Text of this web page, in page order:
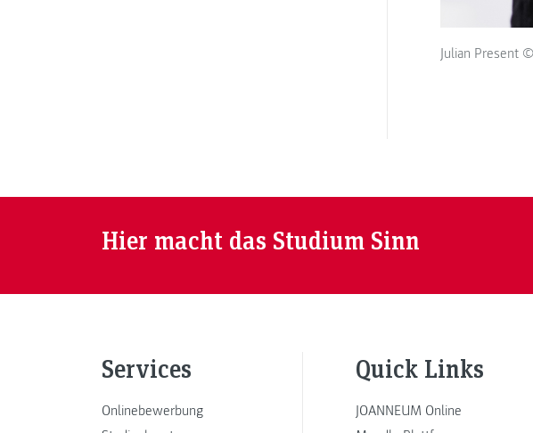
Julian Present
Hier macht das Studium Sinn
Services
Onlinebewerbung
Quick Links
JOANNEUM Online